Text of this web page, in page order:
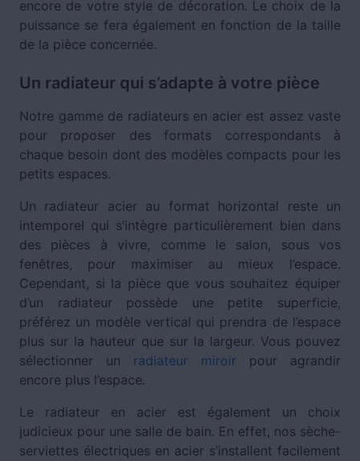
encore de votre style de décoration. Le choix de la
puissance se fera également en fonction de la taille
de la pièce concernée.
Un radiateur qui s’adapte à votre pièce
Notre gamme de radiateurs en acier est assez vaste
pour proposer des formats correspondants à
chaque besoin dont des modèles compacts pour les
petits espaces.
Un radiateur acier au format horizontal reste un
intemporel qui s’intègre particulièrement bien dans
des pièces à vivre, comme le salon, sous vos
fenêtres, pour maximiser au mieux l’espace.
Cependant, si la pièce que vous souhaitez équiper
d’un radiateur possède une petite superficie,
préférez un modèle vertical qui prendra de l’espace
plus sur la hauteur que sur la largeur. Vous pouvez
sélectionner un radiateur miroir pour agrandir
encore plus l’espace.
Le radiateur en acier est également un choix
judicieux pour une salle de bain. En effet, nos sèche-
serviettes électriques en acier s’installent facilement